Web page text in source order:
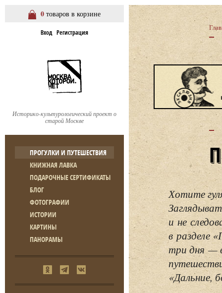
0 товаров в корзине
Вход Регистрация
Историко-культурологический проект о
старой Москве
ПРОГУЛКИ И ПУТЕШЕСТВИЯ
КНИЖНАЯ ЛАВКА
ПОДАРОЧНЫЕ СЕРТИФИКАТЫ
БЛОГ
ФОТОГРАФИИ
ИСТОРИИ
КАРТИНЫ
ПАНОРАМЫ
Хотите
и не
в разделе
три дня —
«Дальние,